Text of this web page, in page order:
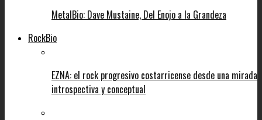
MetalBio: Dave Mustaine, Del Enojo a la Grandeza
RockBio
EZNA: el rock progresivo costarricense desde una mirada
introspectiva y conceptual